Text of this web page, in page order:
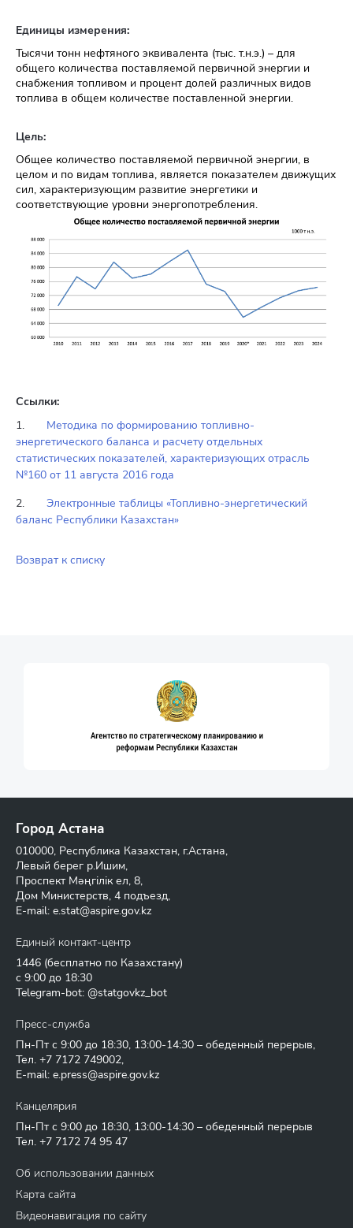
Единицы измерения:
Тысячи тонн нефтяного эквивалента (тыс. т.н.э.) – для
общего количества поставляемой первичной энергии и
снабжения топливом и процент долей различных видов
топлива в общем количестве поставленной энергии.
Цель:
Общее количество поставляемой первичной энергии, в
целом и по видам топлива, является показателем движущих
сил, характеризующим развитие энергетики и
соответствующие уровни энергопотребления.
Ссылки:
1. Методика по формированию топливно-
энергетического баланса и расчету отдельных
статистических показателей, характеризующих отрасль
№160 от 11 августа 2016 года
2. Электронные таблицы «Топливно-энергетический
баланс Республики Казахстан»
Возврат к списку
Город Астана
010000, Республика Казахстан, г.Астана,
Левый берег р.Ишим,
Проспект Мәңгілік ел, 8,
Дом Министерств, 4 подъезд,
E-mail: e.stat@aspire.gov.kz
Единый контакт-центр
1446 (бесплатно по Казахстану)
с 9:00 до 18:30
Telegram-bot: @statgovkz_bot
Пресс-служба
Пн-Пт с 9:00 до 18:30, 13:00-14:30 – обеденный перерыв,
Тел. +7 7172 749002,
E-mail: e.press@aspire.gov.kz
Канцелярия
Пн-Пт с 9:00 до 18:30, 13:00-14:30 – обеденный перерыв
Тел. +7 7172 74 95 47
Об использовании данных
Карта сайта
Видеонавигация по сайту